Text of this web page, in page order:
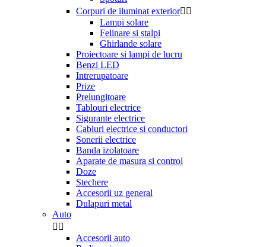
Corpuri de iluminat exterior 
Lampi solare
Felinare si stalpi
Ghirlande solare
Proiectoare si lampi de lucru
Benzi LED
Intrerupatoare
Prize
Prelungitoare
Tablouri electrice
Sigurante electrice
Cabluri electrice si conductori
Sonerii electrice
Banda izolatoare
Aparate de masura si control
Doze
Stechere
Accesorii uz general
Dulapuri metal
Auto
 
Accesorii auto